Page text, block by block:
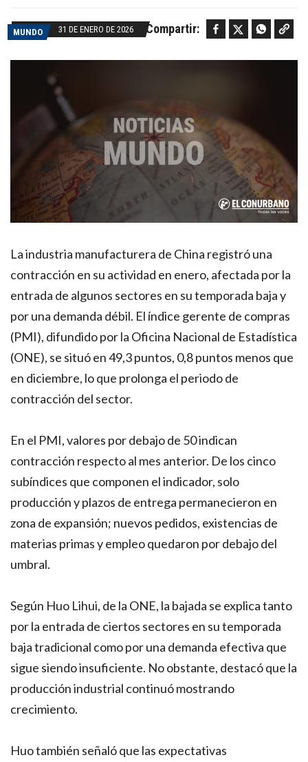
MUNDO 31 DE ENERO DE 2026 Compartir: Facebook Twitter WhatsApp Copy link
La industria manufacturera de China registró una
contracción en su actividad en enero, afectada por la
entrada de algunos sectores en su temporada baja y
por una demanda débil. El índice gerente de compras
(PMI), difundido por la Oficina Nacional de Estadística
(ONE), se situó en 49,3 puntos, 0,8 puntos menos que
en diciembre, lo que prolonga el periodo de
contracción del sector.
En el PMI, valores por debajo de 50 indican
contracción respecto al mes anterior. De los cinco
subíndices que componen el indicador, solo
producción y plazos de entrega permanecieron en
zona de expansión; nuevos pedidos, existencias de
materias primas y empleo quedaron por debajo del
umbral.
Según Huo Lihui, de la ONE, la bajada se explica tanto
por la entrada de ciertos sectores en su temporada
baja tradicional como por una demanda efectiva que
sigue siendo insuficiente. No obstante, destacó que la
producción industrial continuó mostrando
crecimiento.
Huo también señaló que las expectativas